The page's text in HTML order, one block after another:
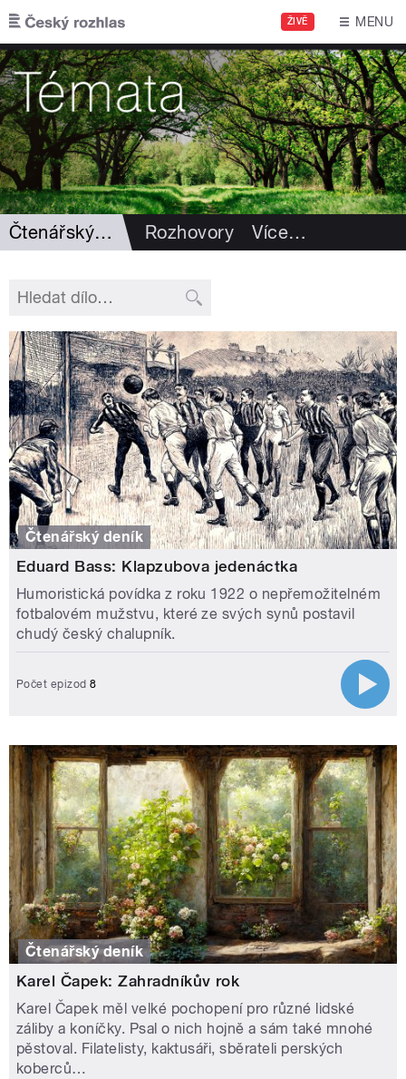
Přejít k hlavnímu obsahu
ŽIVĚ MENU
Čtenářský deník Rozhovory Více…
Čtenářský deník
Eduard Bass: Klapzubova jedenáctka
Humoristická povídka z roku 1922 o nepřemožitelném
fotbalovém mužstvu, které ze svých synů postavil
chudý český chalupník.
Počet epizod 8
Čtenářský deník
Karel Čapek: Zahradníkův rok
Karel Čapek měl velké pochopení pro různé lidské
záliby a koníčky. Psal o nich hojně a sám také mnohé
pěstoval. Filatelisty, kaktusáři, sběrateli perských
koberců…